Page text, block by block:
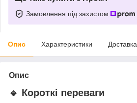
Замовлення під захистом
Опис Характеристики Доставка
Опис
🔹 Короткі переваги